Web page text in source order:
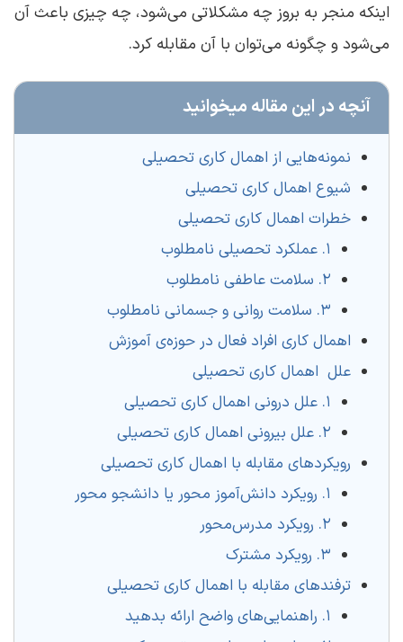
اینکه منجر به بروز چه مشکلاتی می‌شود، چه چیزی باعث آن
می‌شود و چگونه می‌توان با آن مقابله کرد.
آنچه در این مقاله میخوانید
نمونه‌هایی از اهمال ‌کاری تحصیلی
شیوع اهمال ‌کاری تحصیلی
خطرات اهمال ‌کاری تحصیلی
۱. عملکرد تحصیلی نامطلوب
۲. سلامت عاطفی نامطلوب
۳. سلامت روانی و جسمانی نامطلوب
اهمال ‌کاری افراد فعال در حوزه‌ی آموزش
علل اهمال‌ کاری تحصیلی
۱. علل درونی اهمال ‌کاری تحصیلی
۲. علل بیرونی اهمال ‌کاری تحصیلی
رویکردهای مقابله با اهمال ‌کاری تحصیلی
۱. رویکرد دانش‌آموز محور یا دانشجو محور
۲. رویکرد مدرس‌محور
۳. رویکرد مشترک
ترفندهای مقابله با اهمال‌ کاری تحصیلی
۱. راهنمایی‌های واضح ارائه بدهید